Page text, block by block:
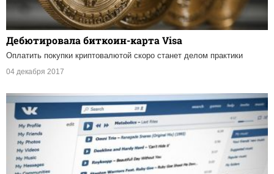
Дебютировала биткоин-карта Visa
Оплатить покупки криптовалютой скоро станет делом практики
04 декабря 2017